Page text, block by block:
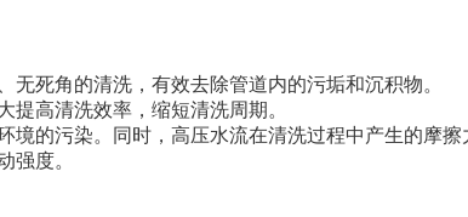
死角的清洗，有效去除管道内的污垢和沉积物。
高清洗效率，缩短清洗周期。
的污染。同时，高压水流在清洗过程中产生的摩擦
强度。